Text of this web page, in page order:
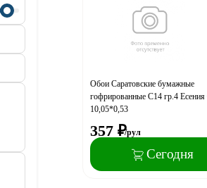
Обои Саратовские бумажные
гофрированные С14 гр.4 Есения
10,05*0,53
357 ₽/рул
Сегодня